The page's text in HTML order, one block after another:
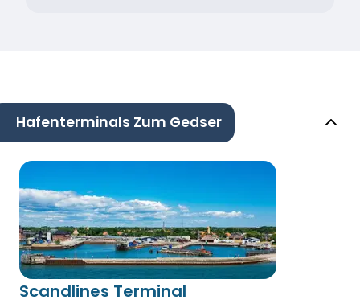
Hafenterminals Zum Gedser
Scandlines Terminal